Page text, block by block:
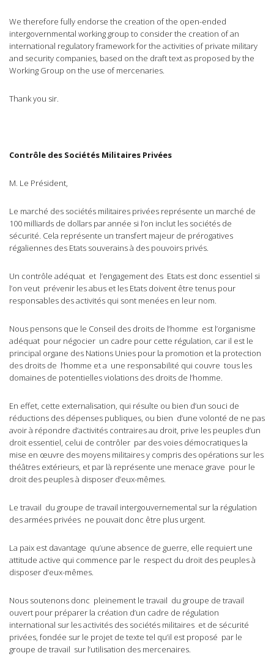
We therefore fully endorse the creation of the open-ended
intergovernmental working group to consider the creation of an
international regulatory framework for the activities of private military
and security companies, based on the draft text as proposed by the
Working Group on the use of mercenaries.
Thank you sir.
Contrôle des Sociétés Militaires Privées
M. Le Président,
Le marché des sociétés militaires privées représente un marché de
100 milliards de dollars par année si l’on inclut les sociétés de
sécurité. Cela représente un transfert majeur de prérogatives
régaliennes des Etats souverains à des pouvoirs privés.
Un contrôle adéquat et l’engagement des Etats est donc essentiel si
l’on veut prévenir les abus et les Etats doivent être tenus pour
responsables des activités qui sont menées en leur nom.
Nous pensons que le Conseil des droits de l’homme est l’organisme
adéquat pour négocier un cadre pour cette régulation, car il est le
principal organe des Nations Unies pour la promotion et la protection
des droits de l’homme et a une responsabilité qui couvre tous les
domaines de potentielles violations des droits de l’homme.
En effet, cette externalisation, qui résulte ou bien d’un souci de
réductions des dépenses publiques, ou bien d’une volonté de ne pas
avoir à répondre d’activités contraires au droit, prive les peuples d’un
droit essentiel, celui de contrôler par des voies démocratiques la
mise en œuvre des moyens militaires y compris des opérations sur les
théâtres extérieurs, et par là représente une menace grave pour le
droit des peuples à disposer d’eux-mêmes.
Le travail du groupe de travail intergouvernemental sur la régulation
des armées privées ne pouvait donc être plus urgent.
La paix est davantage qu’une absence de guerre, elle requiert une
attitude active qui commence par le respect du droit des peuples à
disposer d’eux-mêmes.
Nous soutenons donc pleinement le travail du groupe de travail
ouvert pour préparer la création d’un cadre de régulation
international sur les activités des sociétés militaires et de sécurité
privées, fondée sur le projet de texte tel qu’il est proposé par le
groupe de travail sur l’utilisation des mercenaires.